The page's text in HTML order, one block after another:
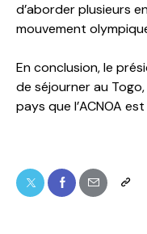
d’aborder plusieurs
mouvement
En conclusion, le
de séjourner au
pays que l’ACNOA